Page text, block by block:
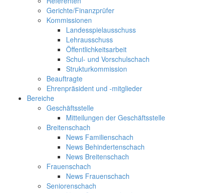
Gerichte/Finanzprüfer
Kommissionen
Landesspielausschuss
Lehrausschuss
Öffentlichkeitsarbeit
Schul- und Vorschulschach
Strukturkommission
Beauftragte
Ehrenpräsident und -mitglieder
Bereiche
Geschäftsstelle
Mitteilungen der Geschäftsstelle
Breitenschach
News Familienschach
News Behindertenschach
News Breitenschach
Frauenschach
News Frauenschach
Seniorenschach